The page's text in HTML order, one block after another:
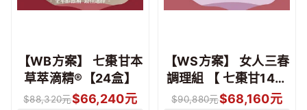
【WB方案】 七棗甘本
草萃滴精®【24盒】
$88,320元$66,240元
【WS方案】 女人三春
調理組 【 七棗甘14盒
+密閨蜜12盒】
$90,880元$68,160元